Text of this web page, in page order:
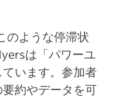
のような停滞状
は「パワーユ
います。参加者
約やデータを可